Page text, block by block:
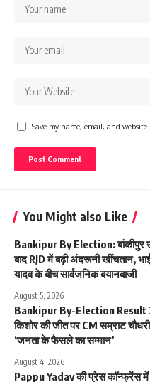
Save my name, email, and
You Might also Like
Bankipur By Election: बांकीपुर
बाद RJD में बढ़ी अंदरूनी खींचतान,
यादव के बीच सार्वजनिक बयानबाजी
August 5, 2026
Bankipur By-Election Result
किशोर की जीत पर CM सम्राट
‘जनता के फैसले का सम्मान’
August 4, 2026
Pappu Yadav की प्रेस कॉन्फ्रेंस में